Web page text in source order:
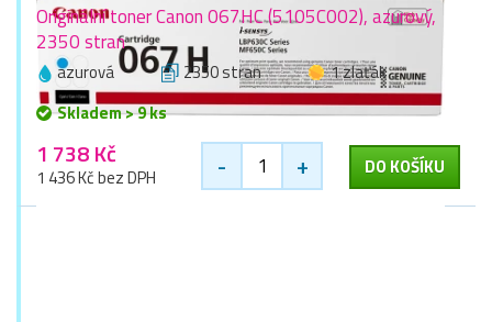
Originální toner Canon 067HC (5105C002), azurový,
2350 stran
azurová 2350 stran
1 zlaťák
Skladem > 9 ks
1 738 Kč
1 436 Kč bez DPH - + DO KOŠÍKU